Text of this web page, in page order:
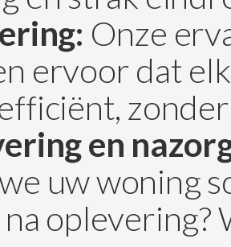
Onze
ervoor dat
en
uw woning
na oplevering?